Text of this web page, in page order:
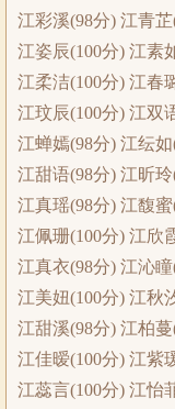
江彩溪(98分) 江青
江姿辰(100分) 江素
江柔洁(100分) 江春
江玟辰(100分) 江双
江蝉嫣(98分) 江纭
江甜语(98分) 江昕
江真瑶(98分) 江馥
江佩珊(100分) 江欣
江真衣(98分) 江沁
江美妞(100分) 江秋
江甜溪(98分) 江柏
江佳暧(100分) 江紫
江蕊言(100分) 江怡